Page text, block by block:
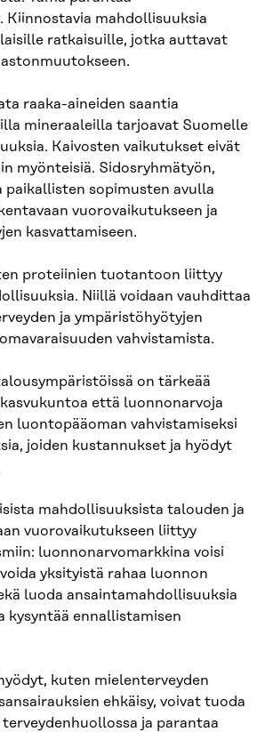
mahdollisuuksia
ratkaisuille, jotka auttavat
raaka-aineiden saantia
mineraaleilla tarjoavat Suomelle
Kaivosten vaikutukset eivät
myönteisiä. Sidosryhmätyön,
paikallisten sopimusten avulla
vuorovaikutukseen ja
kasvattamiseen.
proteiinien tuotantoon liittyy
Niillä voidaan vauhdittaa
ja ympäristöhyötyjen
vahvistamista.
on tärkeää
että luonnonarvoja
luontopääoman vahvistamiseksi
joiden kustannukset ja hyödyt
mahdollisuuksista talouden ja
vuorovaikutukseen liittyy
luonnonarvomarkkina voisi
yksityistä rahaa luonnon
luoda ansaintamahdollisuuksia
kysyntää ennallistamisen
kuten mielenterveyden
ehkäisy, voivat tuoda
ja parantaa